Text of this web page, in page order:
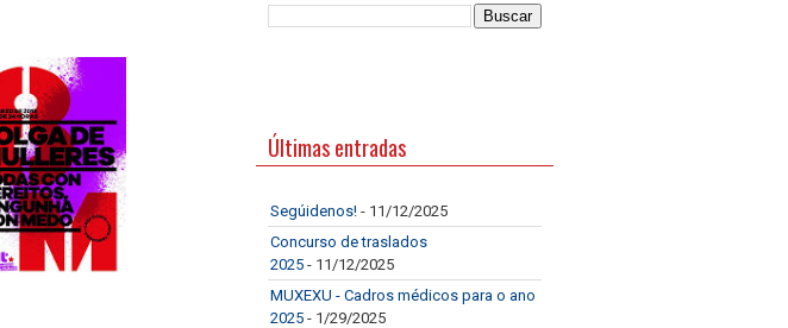
Últimas entradas
Segúidenos! - 11/12/2025
Concurso de traslados
2025 - 11/12/2025
MUXEXU - Cadros médicos para o ano
2025 - 1/29/2025